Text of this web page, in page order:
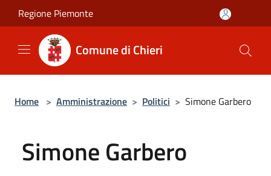
Salta al contenuto principale
Regione Piemonte
Comune di Chieri
Home > Amministrazione > Politici > Simone Garbero
Simone Garbero